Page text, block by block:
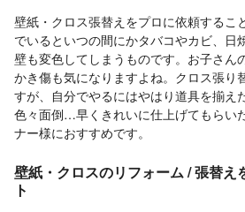
壁紙・クロス張替えをプロに依頼するこ
でいるといつの間にかタバコやカビ、日
壁も変色してしまうものです。お子さん
かき傷も気になりますよね。クロス張り
すが、自分でやるにはやはり道具を揃え
色々面倒…早くきれいに仕上げてもらい
ナー様におすすめです。
壁紙・クロスのリフォーム / 張替え
ト